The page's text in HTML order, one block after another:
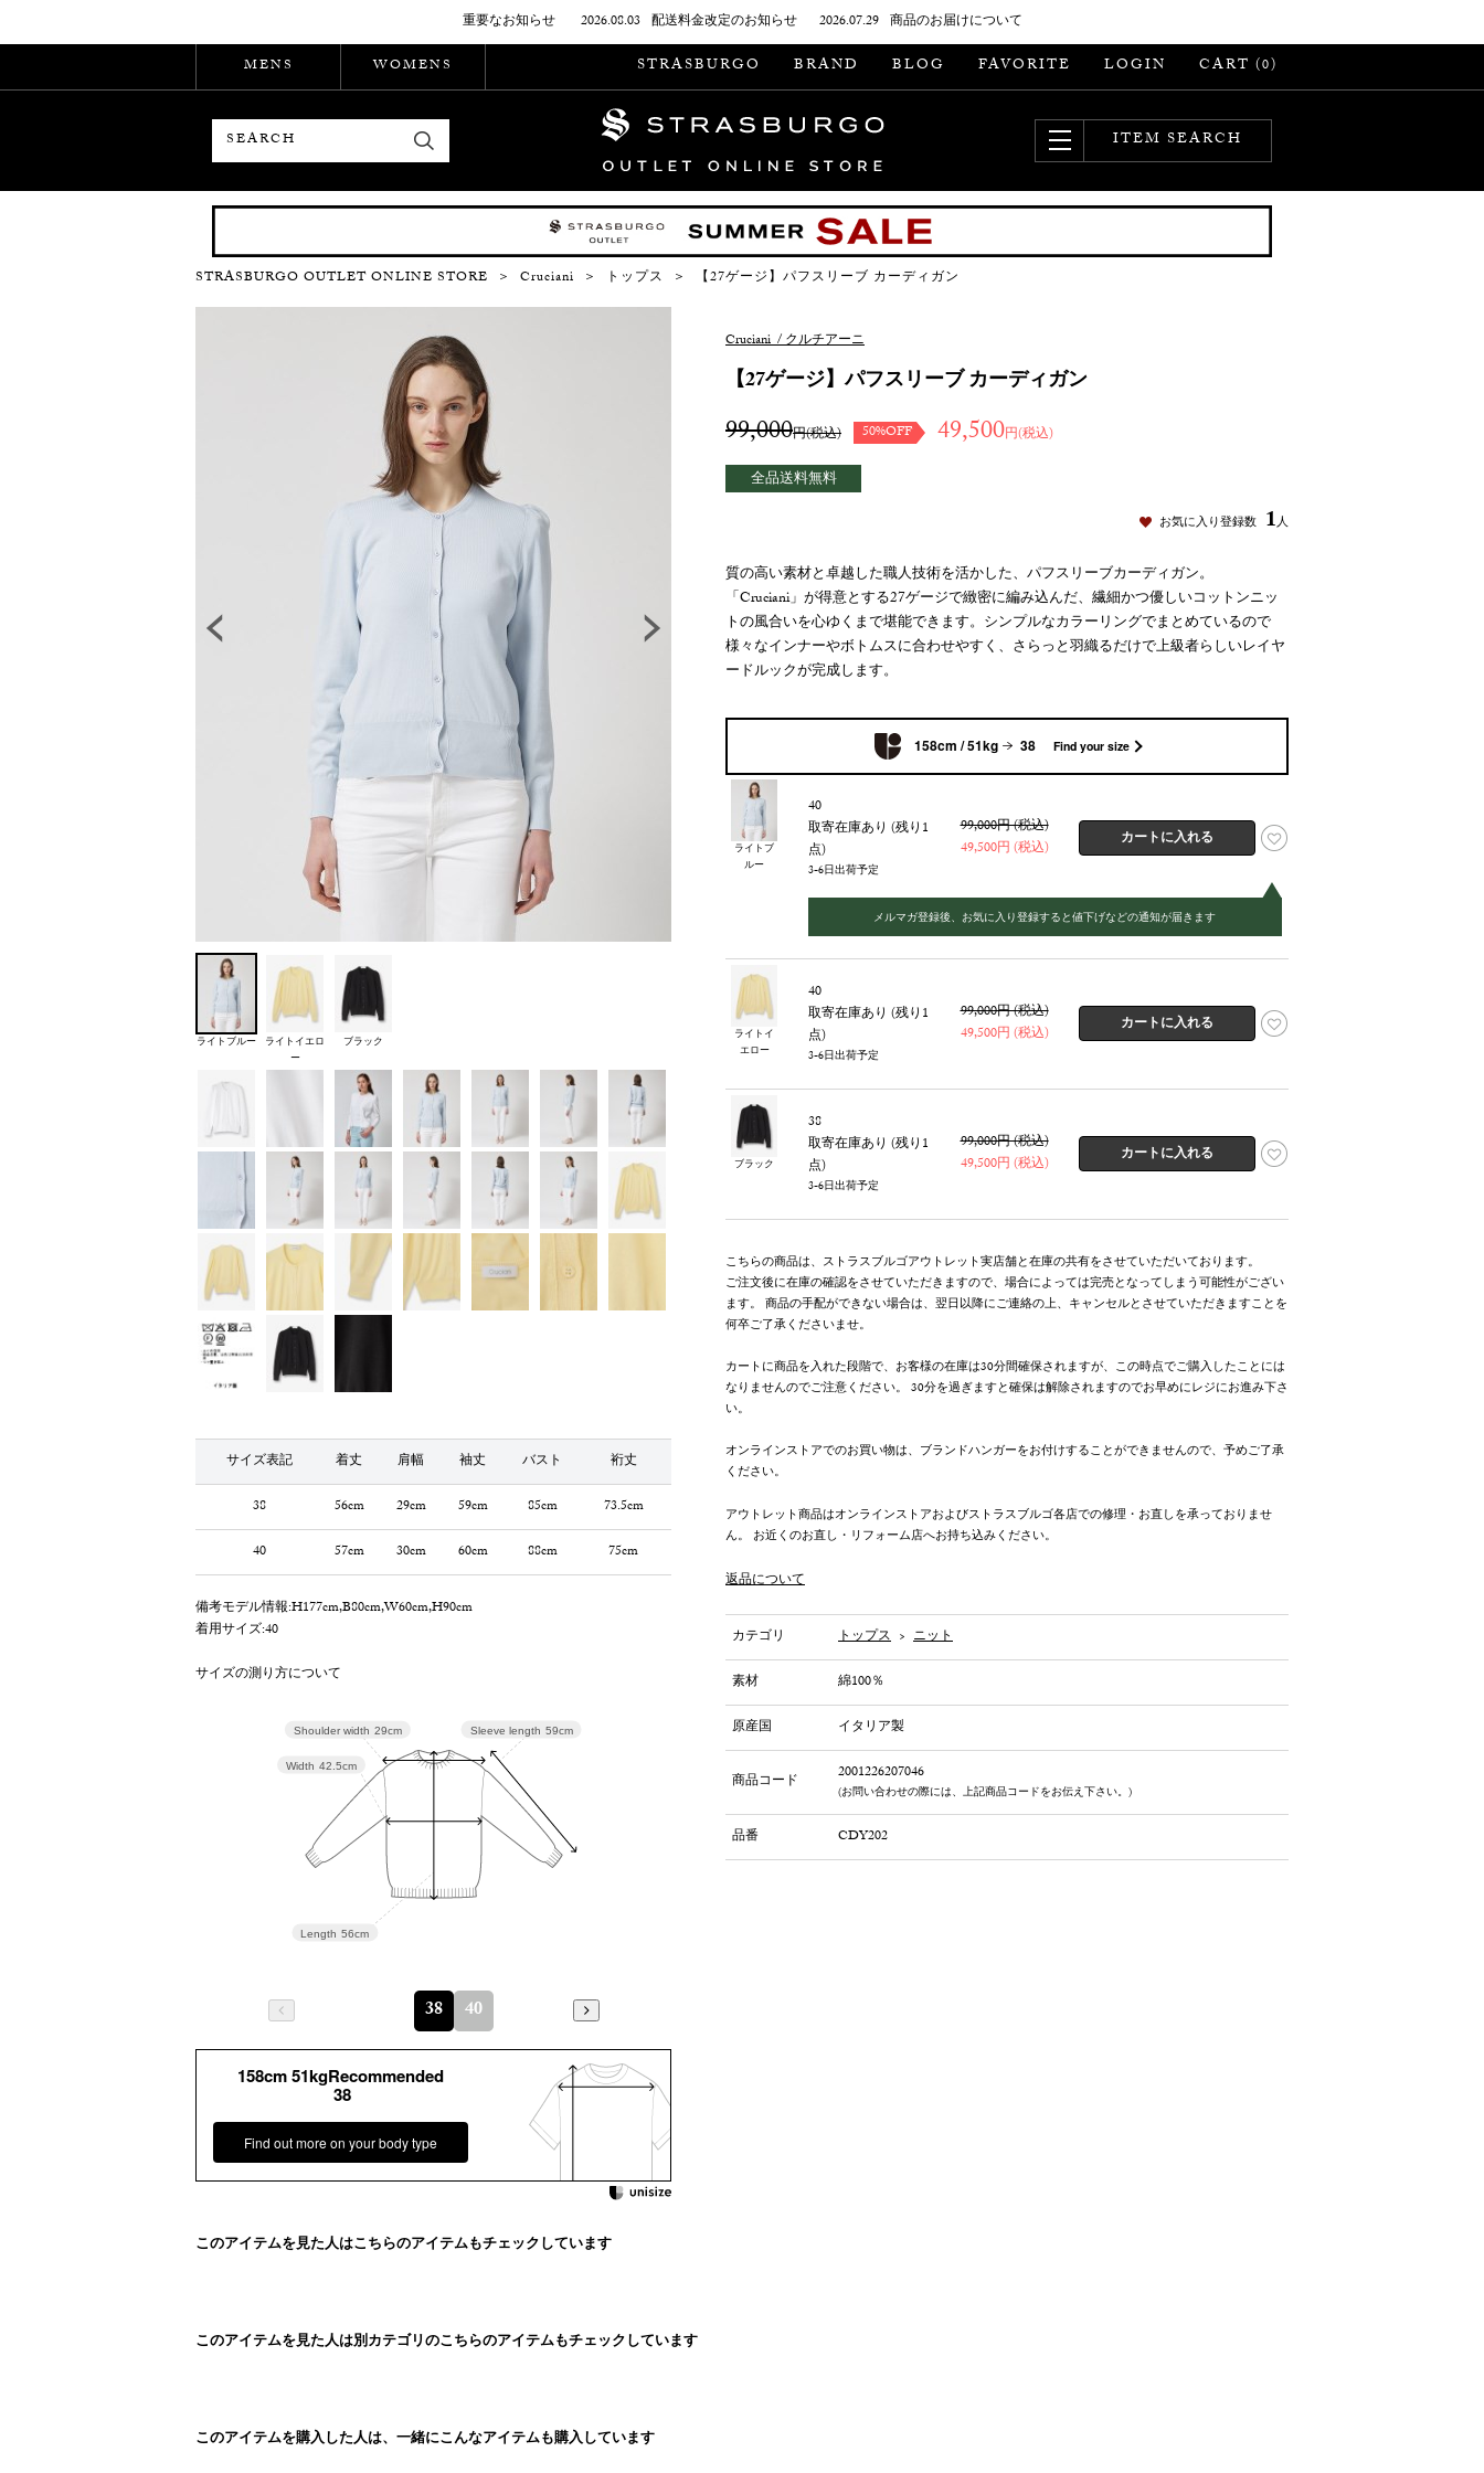
重要なお知らせ 2026.08.03 配送料金改定のお知らせ 2026.07.29 商品のお届けについて
MENS
WOMENS STRASBURGO BRAND BLOG FAVORITE LOGIN CART (0)
ITEM SEARCH
STRASBURGO OUTLET ONLINE STORE ＞ Cruciani ＞ トップス ＞ 【27ゲージ】パフスリーブ カーディガン
ライトブルー ライトイエロ
ー
ブラック
サイズ表記 着丈 肩幅 袖丈 バスト 裄丈
38 56cm 29cm 59cm 85cm 73.5cm
40 57cm 30cm 60cm 88cm 75cm
備考モデル情報:H177cm,B80cm,W60cm,H90cm
着用サイズ:40
サイズの測り方について
Sleeve length 59cm
Length 56cm
Width 42.5cm
Shoulder width 29cm
38 40
158cm 51kgRecommended
38
Find out more on your body type
Cruciani/クルチアーニ
【27ゲージ】パフスリーブ カーディガン
99,000円(税込) 50%OFF 49,500円(税込)
全品送料無料
お気に入り登録数 1人
質の高い素材と卓越した職人技術を活かした、パフスリーブカーディガン。
「Cruciani」が得意とする27ゲージで緻密に編み込んだ、繊細かつ優しいコットンニッ
トの風合いを心ゆくまで堪能できます。シンプルなカラーリングでまとめているので
様々なインナーやボトムスに合わせやすく、さらっと羽織るだけで上級者らしいレイヤ
ードルックが完成します。
158cm / 51kg 38 Find your size
ライトブ
ルー
40
取寄在庫あり (残り1
点)
3-6日出荷予定
99,000円 (税込)
49,500円 (税込)
メルマガ登録後、お気に入り登録すると値下げなどの通知が届きます
ライトイ
エロー
40
取寄在庫あり (残り1
点)
3-6日出荷予定
99,000円 (税込)
49,500円 (税込)
ブラック
38
取寄在庫あり (残り1
点)
3-6日出荷予定
99,000円 (税込)
49,500円 (税込)
こちらの商品は、ストラスブルゴアウトレット実店舗と在庫の共有をさせていただいております。
ご注文後に在庫の確認をさせていただきますので、場合によっては完売となってしまう可能性がござい
ます。 商品の手配ができない場合は、翌日以降にご連絡の上、キャンセルとさせていただきますことを
何卒ご了承くださいませ。
カートに商品を入れた段階で、お客様の在庫は30分間確保されますが、この時点でご購入したことには
なりませんのでご注意ください。 30分を過ぎますと確保は解除されますのでお早めにレジにお進み下さ
い。
オンラインストアでのお買い物は、ブランドハンガーをお付けすることができませんので、予めご了承
ください。
アウトレット商品はオンラインストアおよびストラスブルゴ各店での修理・お直しを承っておりませ
ん。 お近くのお直し・リフォーム店へお持ち込みください。
返品について
カテゴリ トップス > ニット
素材 綿100％
原産国 イタリア製
商品コード 2001226207046
(お問い合わせの際には、上記商品コードをお伝え下さい。)
品番 CDY202
このアイテムを見た人はこちらのアイテムもチェックしています
このアイテムを見た人は別カテゴリのこちらのアイテムもチェックしています
このアイテムを購入した人は、一緒にこんなアイテムも購入しています